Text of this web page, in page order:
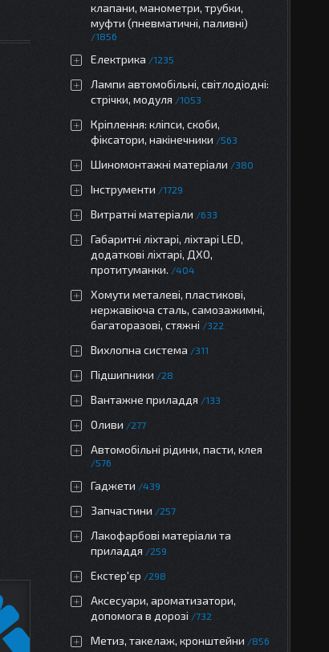
клапани, манометри, трубки,
муфти (пневматичні, паливні)
1856
Електрика 1235
Лампи автомобільні, світлодіодні:
стрічки, модуля
1053
Кріплення: кліпси, скоби,
фіксатори, накінечники
563
Шиномонтажні матеріали 380
Інструменти 1729
Витратні матеріали 633
Габаритні ліхтарі, ліхтарі LED,
додаткові ліхтарі, ДХО,
протитуманки.
404
Хомути металеві, пластикові,
нержавіюча сталь, самозажимні,
багаторазові, стяжні
322
Вихлопна система 311
Підшипники 28
Вантажне приладдя 133
Оливи 277
Автомобільні рідини, пасти, клея
576
Гаджети 439
Запчастини 257
Лакофарбові матеріали та
приладдя
259
Екстер'єр 298
Аксесуари, ароматизатори,
допомога в дорозі
732
Метиз, такелаж, кронштейни 856